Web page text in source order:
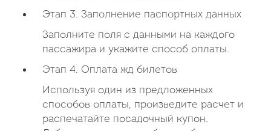
Этап 3. Заполнение паспортных данных
Заполните поля с данными на каждого
пассажира и укажите способ оплаты.
Этап 4. Оплата жд билетов
Используя один из предложенных
способов оплаты, произведите расчет и
распечатайте посадочный купон.